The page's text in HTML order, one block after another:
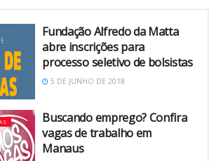
Fundação Alfredo da Matta
abre inscrições para
processo seletivo de bolsistas
5 DE JUNHO DE 2018
Buscando emprego? Confira
vagas de trabalho em
Manaus